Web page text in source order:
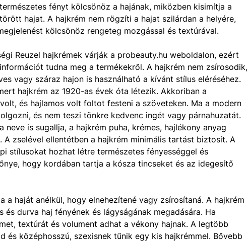
fényt kölcsönöz a hajának, miközben kisimítja a
hajat. A hajkrém nem rögzíti a hajat szilárdan a helyére,
kölcsönöz rengeteg mozgással és textúrával.
Reuzel hajkrémek várják a probeauty.hu weboldalon, ezért
tudna meg a termékekről. A hajkrém nem zsírosodik,
vagy száraz hajon is használható a kívánt stílus eléréséhez.
hajkrém az 1920-as évek óta létezik. Akkoriban a
és hajlamos volt foltot festeni a szöveteken. Ma a modern
és nem teszi tönkre kedvenc ingét vagy párnahuzatát.
neve is sugallja, a hajkrém puha, krémes, hajlékony anyag
A zselével ellentétben a hajkrém minimális tartást biztosít. A
stílusokat hozhat létre természetes fényességgel és
hogy kordában tartja a kósza tincseket és az idegesítő
a haját anélkül, hogy elnehezítené vagy zsírosítaná. A hajkrém
durva haj fényének és lágyságának megadására. Ha
textúrát és volument adhat a vékony hajnak. A legtöbb
és középhosszú, szexisnek tűnik egy kis hajkrémmel. Bővebb